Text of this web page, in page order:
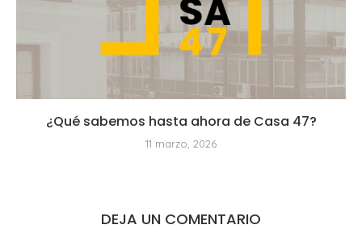
¿Qué sabemos hasta ahora de Casa 47?
11 marzo, 2026
DEJA UN COMENTARIO